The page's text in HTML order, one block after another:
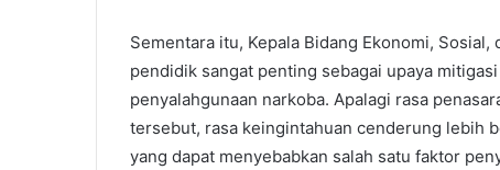
Sementara itu, Kepala Bidang Ekonomi,
pendidik sangat penting sebagai upaya
penyalahgunaan narkoba. Apalagi rasa
tersebut, rasa keingintahuan cenderung lebih
yang dapat menyebabkan salah satu faktor